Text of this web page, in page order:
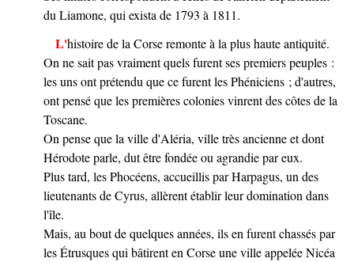
du Liamone, qui exista de 1793 à 1811.
L'histoire de la Corse remonte à la plus haute antiquité.
On ne sait pas vraiment quels furent ses premiers peuples :
les uns ont prétendu que ce furent les Phéniciens ; d'autres,
ont pensé que les premières colonies vinrent des côtes de la
Toscane.
On pense que la ville d'Aléria, ville très ancienne et dont
Hérodote parle, dut être fondée ou agrandie par eux.
Plus tard, les Phocéens, accueillis par Harpagus, un des
lieutenants de Cyrus, allèrent établir leur domination dans
l'île.
Mais, au bout de quelques années, ils en furent chassés par
les Étrusques qui bâtirent en Corse une ville appelée Nicéa